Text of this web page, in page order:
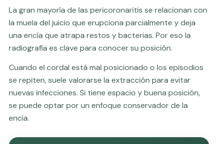
La gran mayoría de las pericoronaritis se relacionan con
la muela del juicio que erupciona parcialmente y deja
una encía que atrapa restos y bacterias. Por eso la
radiografía es clave para conocer su posición.
Cuando el cordal está mal posicionado o los episodios
se repiten, suele valorarse la extracción para evitar
nuevas infecciones. Si tiene espacio y buena posición,
se puede optar por un enfoque conservador de la
encía.